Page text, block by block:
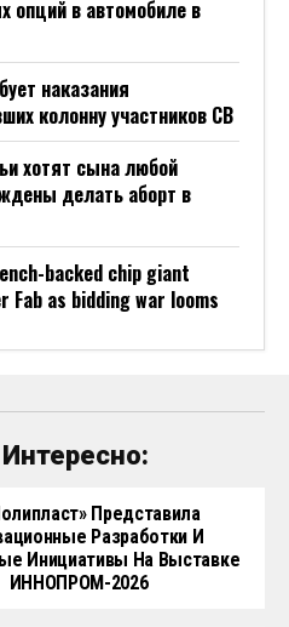
опций в автомобиле в
наказания
колонну участников СВ
хотят сына любой
делать аборт в
backed chip giant
Fab as bidding war looms
Представила
Разработки И
Инициативы На Выставке
ИННОПРОМ-2026